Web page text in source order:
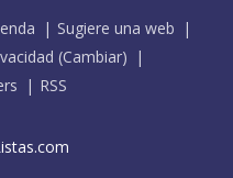
Sugiere una web
(Cambiar)
RSS